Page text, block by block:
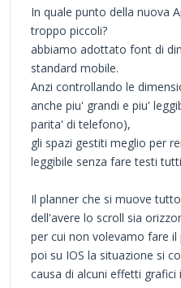
In quale punto della nuova
troppo piccoli?
abbiamo adottato font di
standard mobile.
Anzi controllando le
anche piu' grandi e piu'
parita' di telefono),
gli spazi gestiti meglio per
leggibile senza fare testi
Il planner che si muove
dell'avere lo scroll sia
per cui non volevamo fare il
poi su IOS la situazione si
causa di alcuni effetti